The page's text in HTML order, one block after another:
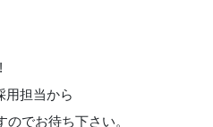
担当から
でお待ち下さい。